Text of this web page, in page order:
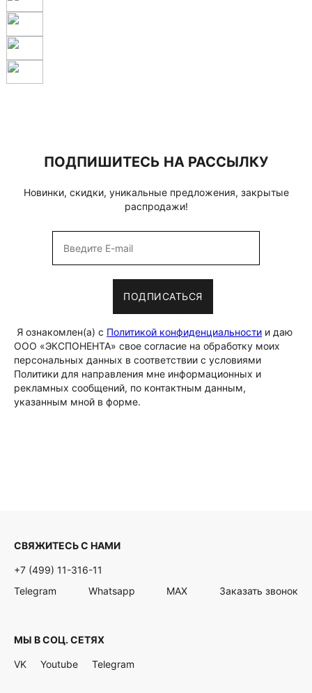
ПОДПИШИТЕСЬ НА РАССЫЛКУ
Новинки, скидки, уникальные предложения, закрытые
распродажи!
ПОДПИСАТЬСЯ
Я ознакомлен(а) с Политикой конфиденциальности и даю
ООО «ЭКСПОНЕНТА» свое согласие на обработку моих
персональных данных в соответствии с условиями
Политики для направления мне информационных и
рекламных сообщений, по контактным данным,
указанным мной в форме.
СВЯЖИТЕСЬ С НАМИ
+7 (499) 11-316-11
Telegram
Whatsapp MAX Заказать звонок
МЫ В СОЦ. СЕТЯХ
VK Youtube Telegram